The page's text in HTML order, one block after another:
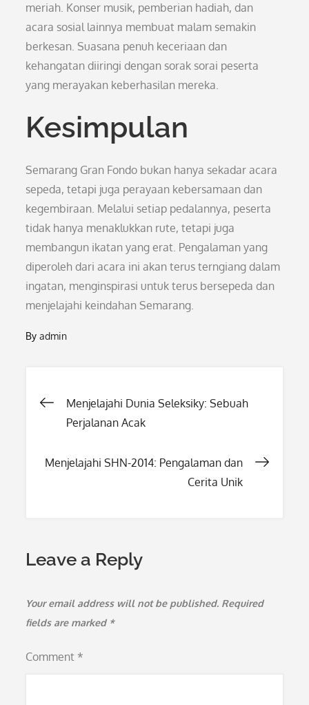
meriah. Konser musik, pemberian hadiah, dan
acara sosial lainnya membuat malam semakin
berkesan. Suasana penuh keceriaan dan
kehangatan diiringi dengan sorak sorai peserta
yang merayakan keberhasilan mereka.
Kesimpulan
Semarang Gran Fondo bukan hanya sekadar acara
sepeda, tetapi juga perayaan kebersamaan dan
kegembiraan. Melalui setiap pedalannya, peserta
tidak hanya menaklukkan rute, tetapi juga
membangun ikatan yang erat. Pengalaman yang
diperoleh dari acara ini akan terus terngiang dalam
ingatan, menginspirasi untuk terus bersepeda dan
menjelajahi keindahan Semarang.
Byadmin
Post
Menjelajahi Dunia Seleksiky: Sebuah
Perjalanan Acak
Menjelajahi SHN-2014: Pengalaman dan
Cerita Unik
Leave a Reply
Your email address will not be published. Required
fields are marked *
Comment *